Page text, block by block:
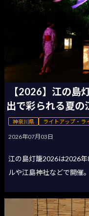
【2026】江の
出で彩られる夏の
神奈川県 ライトアップ・ラ
2026年07月03日
江の島灯籠2026は2026
ルや江島神社などで開催